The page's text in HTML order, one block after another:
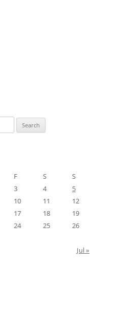
F S
S
3 4
5
10 11
12
17 18
19
24 25
26
Jul »